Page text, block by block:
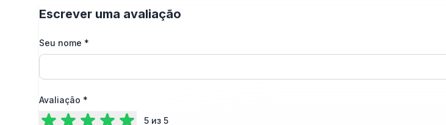
Escrever uma avaliação
Seu nome *
Avaliação *
5 из 5